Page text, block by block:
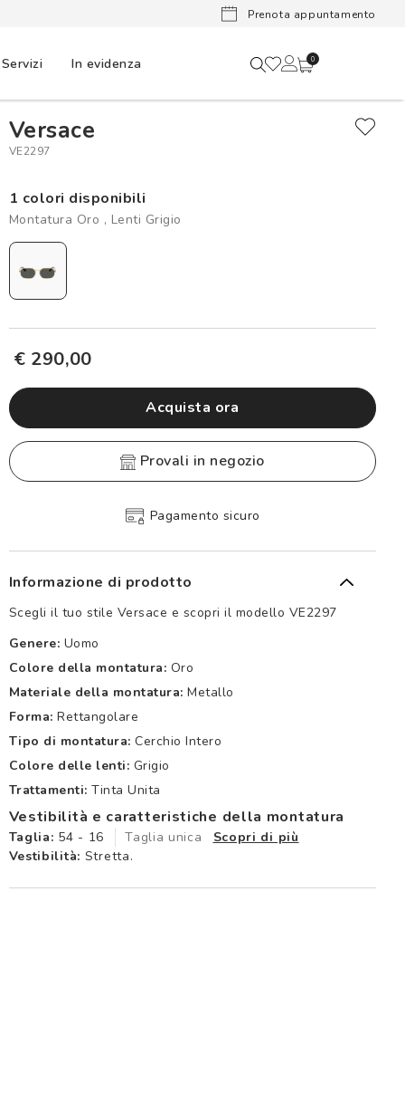
Lenti a
Prenota appuntamento
Servizi In evidenza 0
Versace
VE2297
1 colori disponibili
Montatura Oro , Lenti Grigio
€ 290,00
Acquista ora
provali in negozio
Pagamento sicuro
Informazione di prodotto
Scegli il tuo stile Versace e scopri il modello VE2297
Genere: Uomo
Colore della montatura: Oro
Materiale della montatura: Metallo
Forma: Rettangolare
Tipo di montatura: Cerchio Intero
Colore delle lenti: Grigio
Trattamenti: Tinta Unita
Vestibilità e caratteristiche della montatura
Taglia: 54 - 16 Taglia unica
Scopri di più
Vestibilità: Stretta.